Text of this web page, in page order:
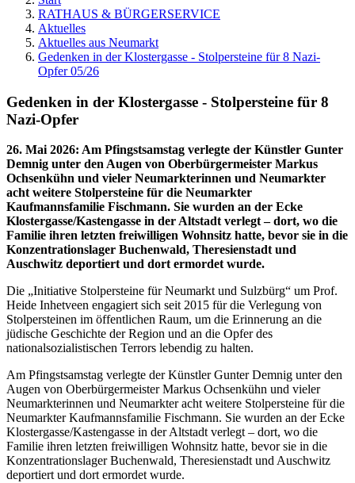
RATHAUS & BÜRGERSERVICE
Aktuelles
Aktuelles aus Neumarkt
Gedenken in der Klostergasse - Stolpersteine für 8 Nazi-
Opfer 05/26
Gedenken in der Klostergasse - Stolpersteine für 8
Nazi-Opfer
26. Mai 2026: Am Pfingstsamstag verlegte der Künstler Gunter
Demnig unter den Augen von Oberbürgermeister Markus
Ochsenkühn und vieler Neumarkterinnen und Neumarkter
acht weitere Stolpersteine für die Neumarkter
Kaufmannsfamilie Fischmann. Sie wurden an der Ecke
Klostergasse/Kastengasse in der Altstadt verlegt – dort, wo die
Familie ihren letzten freiwilligen Wohnsitz hatte, bevor sie in die
Konzentrationslager Buchenwald, Theresienstadt und
Auschwitz deportiert und dort ermordet wurde.
Die „Initiative Stolpersteine für Neumarkt und Sulzbürg“ um Prof.
Heide Inhetveen engagiert sich seit 2015 für die Verlegung von
Stolpersteinen im öffentlichen Raum, um die Erinnerung an die
jüdische Geschichte der Region und an die Opfer des
nationalsozialistischen Terrors lebendig zu halten.
Am Pfingstsamstag verlegte der Künstler Gunter Demnig unter den
Augen von Oberbürgermeister Markus Ochsenkühn und vieler
Neumarkterinnen und Neumarkter acht weitere Stolpersteine für die
Neumarkter Kaufmannsfamilie Fischmann. Sie wurden an der Ecke
Klostergasse/Kastengasse in der Altstadt verlegt – dort, wo die
Familie ihren letzten freiwilligen Wohnsitz hatte, bevor sie in die
Konzentrationslager Buchenwald, Theresienstadt und Auschwitz
deportiert und dort ermordet wurde.